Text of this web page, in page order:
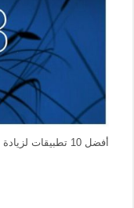
أفضل 10 تطبيقات لزيادة سرعة الإنترنت في اندرويد لعام 2022 2023